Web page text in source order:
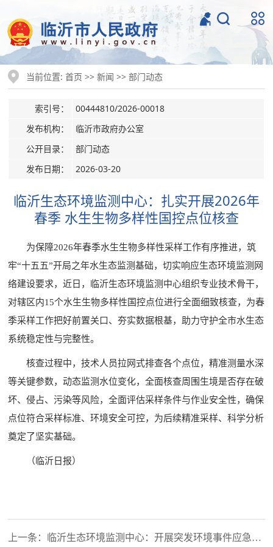
当前位置:首页 >>新闻 >>部门动态
索引号：
00444810/2026-00018
发布机构：
临沂市政府办公室
公开目录：
部门动态
发布日期：
2026-03-20
临沂生态环境监测中心：扎实开展2026年
春季 水生生物多样性国控点位核查
为保障2026年春季水生生物多样性采样工作有序推进，筑
牢“十五五”开局之年水生态监测基础，切实响应生态环境监测网
络建设要求，近日，临沂生态环境监测中心组织专业技术骨干，
对辖区内15个水生生物多样性国控点位进行全面细致核查，为春
季采样工作把好前置关口、夯实数据根基，助力守护全市水生态
系统稳定性与完整性。
核查过程中，技术人员拉网式排查各个点位，精准测量水深
等关键参数，动态监测水位变化，全面核查周围生境是否存在破
坏、侵占、污染等风险，全面评估采样条件与作业安全性，确保
点位符合采样标准、环境安全可控，为后续精准采样、科学分析
奠定了坚实基础。
（临沂日报）
上一条：临沂生态环境监测中心：开展突发环境事件应急监